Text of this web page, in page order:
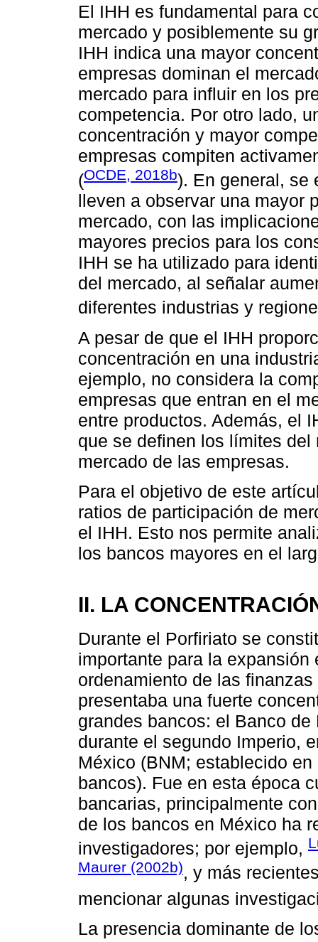
El IHH es fundamental para
mercado y posiblemente su
IHH indica una mayor
empresas dominan el
mercado para influir en los
competencia. Por otro lado,
concentración y mayor
empre­sas compiten
(OCDE, 2018b). En general, se
lleven a observar una mayor
mercado, con las
mayores precios para los
IHH se ha utilizado para
del mercado, al señalar
diferentes industrias y
A pesar de que el IHH
concentración en una
ejemplo, no considera la
empresas que entran en el
entre productos. Además, el
que se definen los límites
mercado de las empresas.
Para el objetivo de este
ratios de participación de
el IHH. Esto nos permite
los bancos mayores en el
II. LA
Durante el Porfiriato se
importante para la
ordenamiento de las
presentaba una fuerte
grandes bancos: el Banco
durante el segundo Imperio,
México (BNM; establecido
bancos). Fue en esta época
bancarias, principalmente
de los bancos en México ha
investigadores; por ejemplo,
Maurer (2002b), y más
mencionar algunas
La presencia dominante de